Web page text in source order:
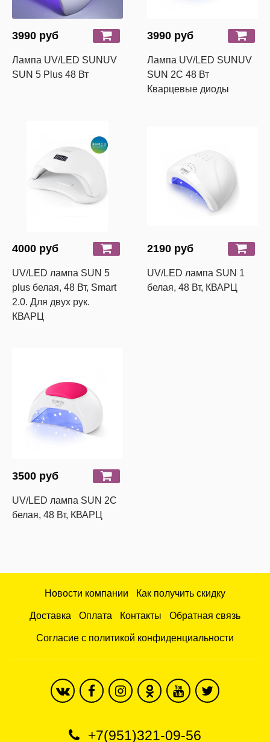
3990 руб
Лампа UV/LED SUNUV
SUN 5 Plus 48 Вт
3990 руб
Лампа UV/LED SUNUV
SUN 2C 48 Вт
Кварцевые диоды
4000 руб
UV/LED лампа SUN 5
plus белая, 48 Вт, Smart
2.0. Для двух рук.
КВАРЦ
2190 руб
UV/LED лампа SUN 1
белая, 48 Вт, КВАРЦ
3500 руб
UV/LED лампа SUN 2C
белая, 48 Вт, КВАРЦ
Новости компании Как получить скидку
Доставка Оплата Контакты Обратная связь
Согласие с политикой конфиденциальности
+7(951)321-09-56